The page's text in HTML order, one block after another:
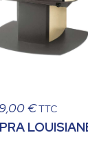
€Le
prix
TTC